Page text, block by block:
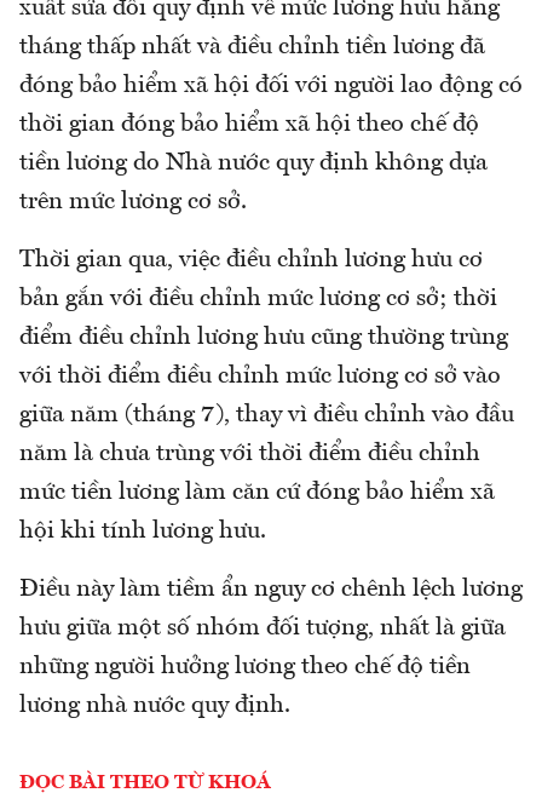
xuất sửa đổi quy định về mức lương hưu hằng
tháng thấp nhất và điều chỉnh tiền lương đã
đóng bảo hiểm xã hội đối với người lao động có
thời gian đóng bảo hiểm xã hội theo chế độ
tiền lương do Nhà nước quy định không dựa
trên mức lương cơ sở.
Thời gian qua, việc điều chỉnh lương hưu cơ
bản gắn với điều chỉnh mức lương cơ sở; thời
điểm điều chỉnh lương hưu cũng thường trùng
với thời điểm điều chỉnh mức lương cơ sở vào
giữa năm (tháng 7), thay vì điều chỉnh vào đầu
năm là chưa trùng với thời điểm điều chỉnh
mức tiền lương làm căn cứ đóng bảo hiểm xã
hội khi tính lương hưu.
Điều này làm tiềm ẩn nguy cơ chênh lệch lương
hưu giữa một số nhóm đối tượng, nhất là giữa
những người hưởng lương theo chế độ tiền
lương nhà nước quy định.
ĐỌC BÀI THEO TỪ KHOÁ